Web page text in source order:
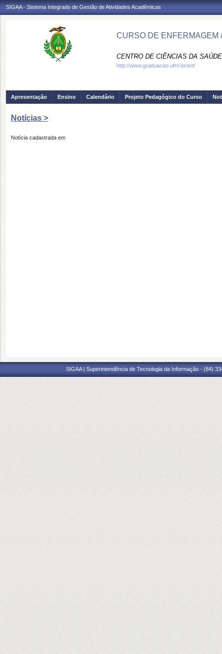
SIGAA - Sistema Integrado de Gestão de Atividades Acadêmicas
CURSO DE ENFERMAGEM
CENTRO DE CIÊNCIAS DA
http://www.graduacao.ufrn.br/enf
Apresentação Ensino Calendário Projeto Pedagógico do Curso
Notícias >
Notícia cadastrada em
SIGAA | Superintendência de Tecnologia da Informação - (84)